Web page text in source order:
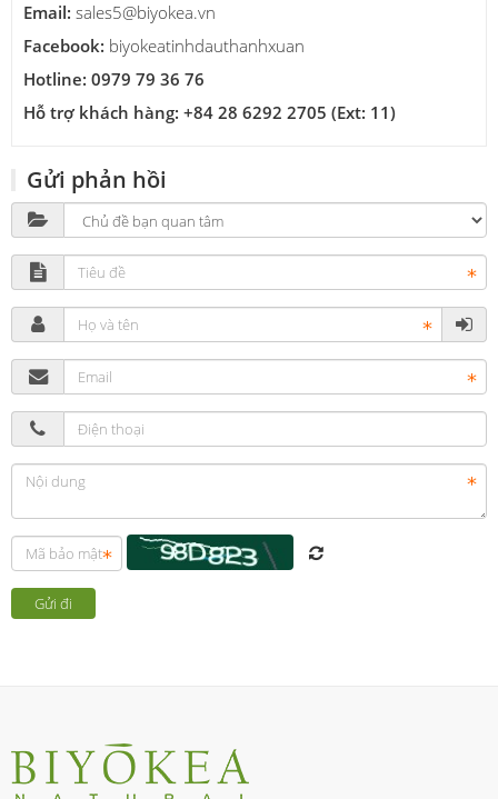
Email: sales5@biyokea.vn
Facebook: biyokeatinhdauthanhxuan
Hotline: 0979 79 36 76
Hỗ trợ khách hàng: +84 28 6292 2705 (Ext: 11)
Gửi phản hồi